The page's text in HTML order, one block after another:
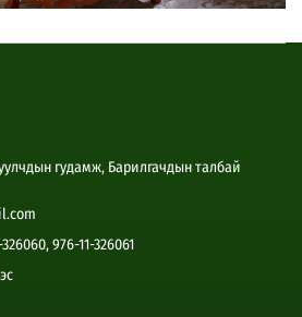
гудамж, Барилгачдын талбай
976-11-326061